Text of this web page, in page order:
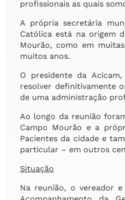
profissionais as quais
A própria secretária
Católica está na origem
Mourão, como em
muitos anos.
O presidente da
resolver definitivamente
de uma administração
Ao longo da reunião
Campo Mourão e a
Pacientes da cidade e
particular – em outros
Situação
Na reunião, o vereador